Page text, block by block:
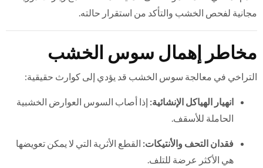
مجانية لفحص الخشب والتأكد من استقرار حالته.
مخاطر إهمال سوس الخشب
التراخي في معالجة سوس الخشب قد يؤدي إلى كوارث حقيقية:
انهيار الهياكل الإنشائية: إذا أصاب السوس العوارض الخشبية
الحاملة للأسقف.
فقدان التحف والأنتيكات: القطع الأثرية التي لا يمكن تعويضها
هي الأكثر عرضة للتلف.